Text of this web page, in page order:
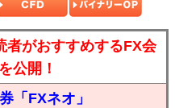
者がおすすめするFX会
公開！
「FXネオ」